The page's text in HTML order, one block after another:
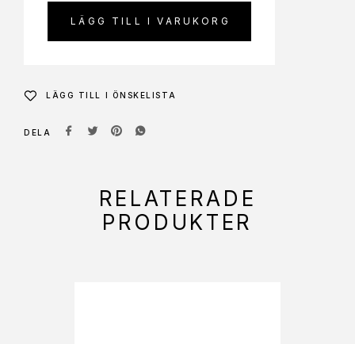
LÄGG TILL I VARUKORG
LÄGG TILL I ÖNSKELISTA
DELA
RELATERADE
PRODUKTER